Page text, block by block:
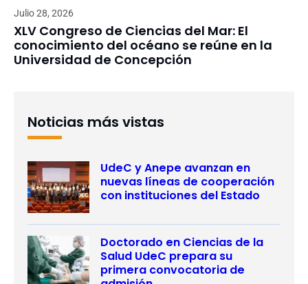
Julio 28, 2026
XLV Congreso de Ciencias del Mar: El
conocimiento del océano se reúne en la
Universidad de Concepción
Noticias más vistas
UdeC y Anepe avanzan en
nuevas líneas de cooperación
con instituciones del Estado
Doctorado en Ciencias de la
Salud UdeC prepara su
primera convocatoria de